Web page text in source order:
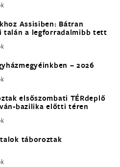
Assisiben: Bátran
talán a legforradalmibb tett
– 2026
elsőszombati TÉRdeplő
bazilika előtti téren
táboroztak